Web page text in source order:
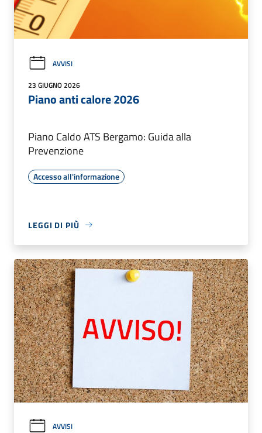
AVVISI
23 GIUGNO 2026
Piano anti calore 2026
Piano Caldo ATS Bergamo: Guida alla
Prevenzione
Accesso all'informazione
LEGGI DI PIÙ
AVVISI